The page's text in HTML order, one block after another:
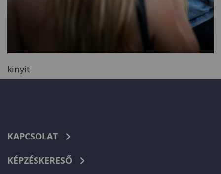
kinyit
KAPCSOLAT
KÉPZÉSKERESŐ